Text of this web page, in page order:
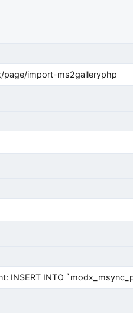
page/import-ms2galleryphp
INTO